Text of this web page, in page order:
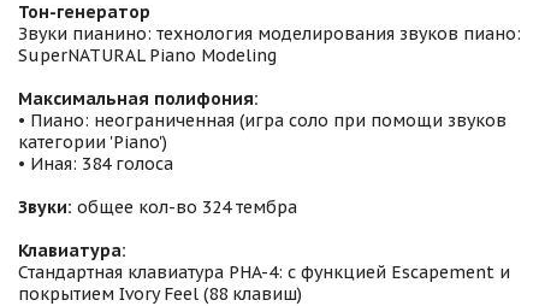
Тон-генератор
Звуки пианино: технология моделирования звуков пиано:
SuperNATURAL Piano Modeling
Максимальная полифония:
• Пиано: неограниченная (игра соло при помощи звуков
категории 'Piano')
• Иная: 384 голоса
Звуки: общее кол-во 324 тембра
Клавиатура:
Стандартная клавиатура PHA-4: с функцией Escapement и
покрытием Ivory Feel (88 клавиш)